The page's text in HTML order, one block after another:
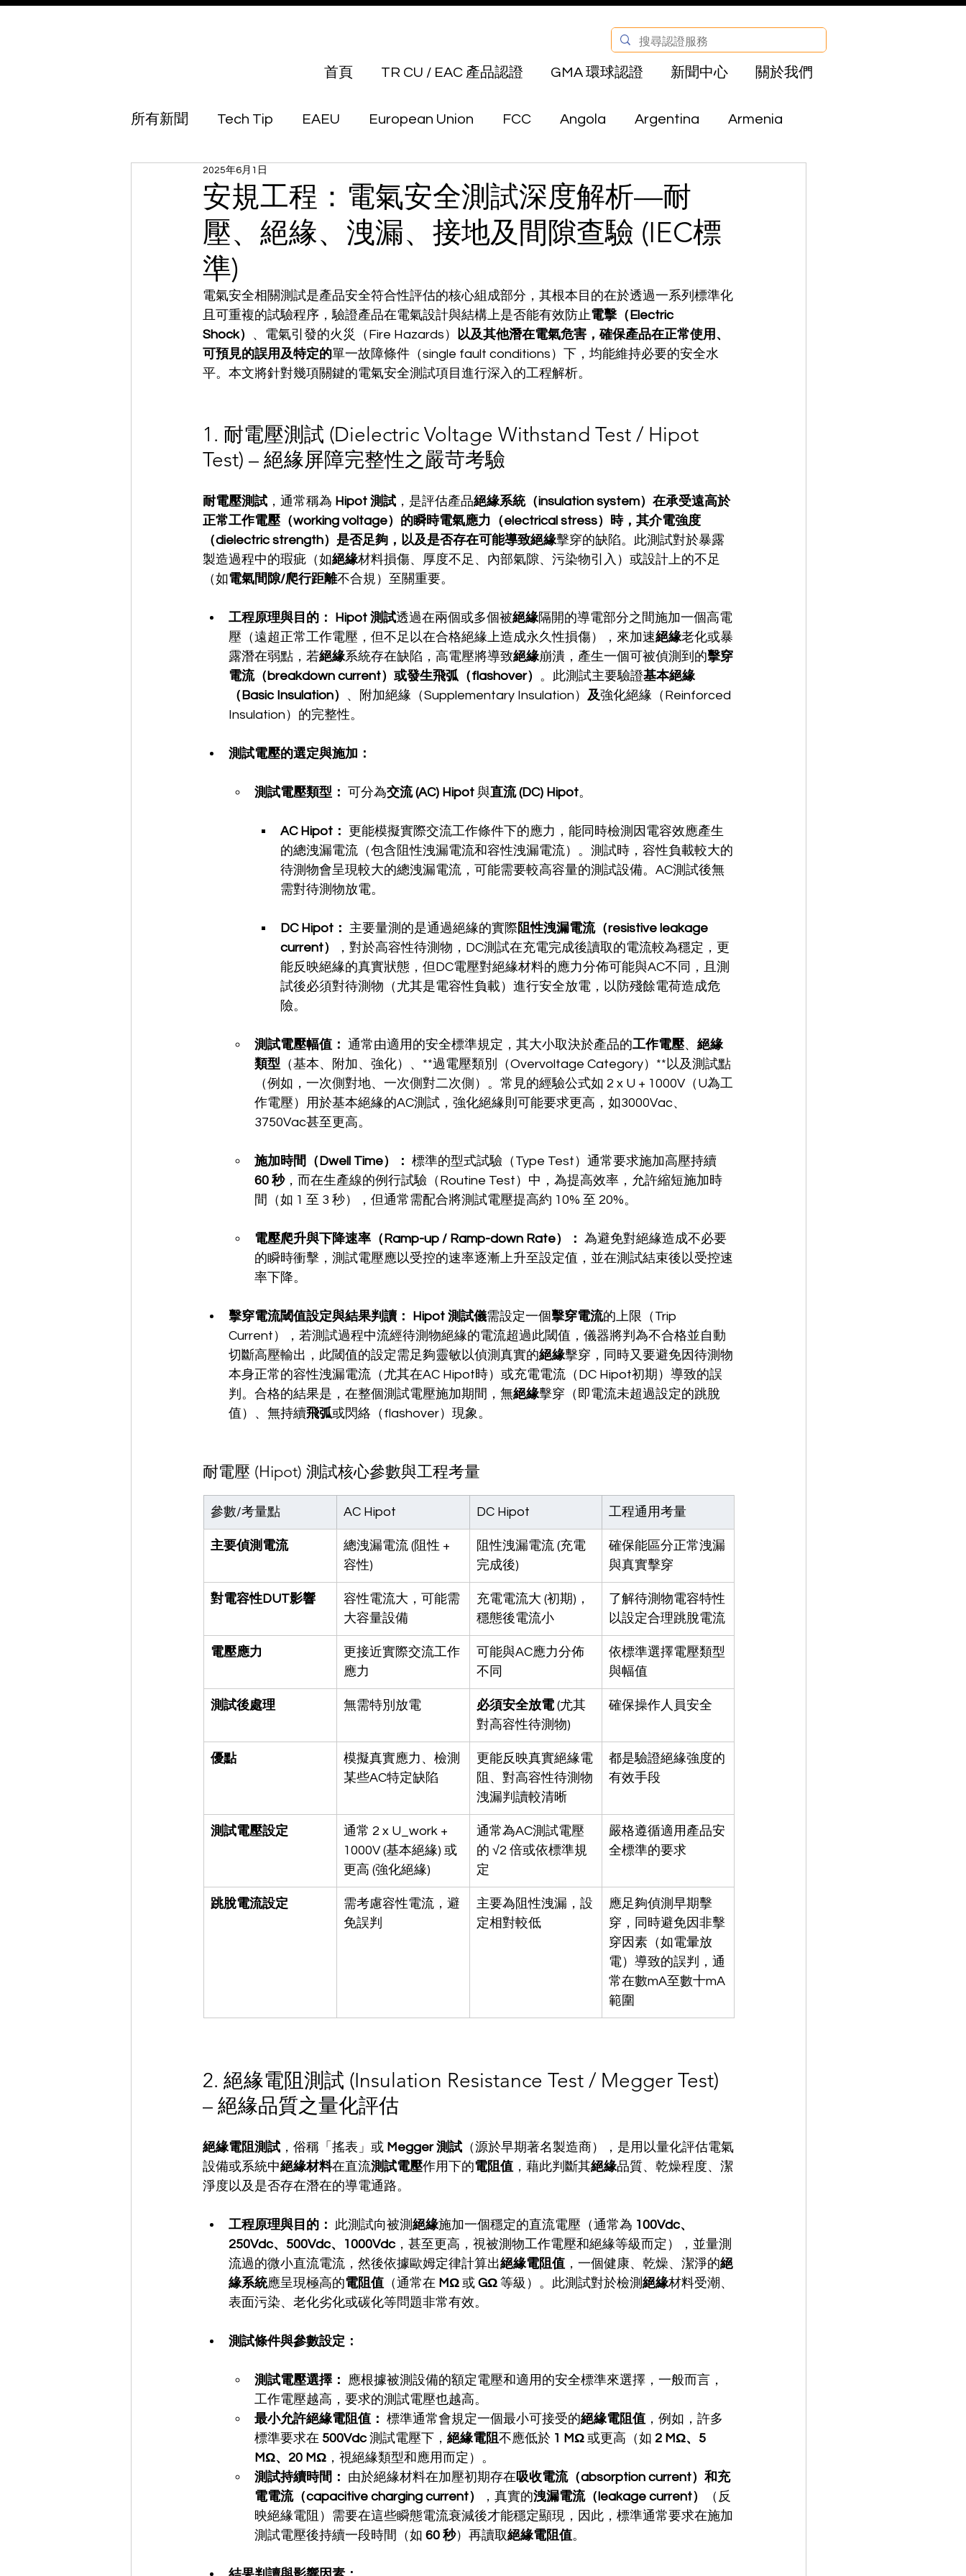
首頁 TR CU / EAC 產品認證 GMA 環球認證 新聞中心 關於我們
所有新聞 Tech Tip EAEU European Union FCC Angola Argentina Armenia
Australia Azerbaijan
Botswana Brunei Canada Chile China Colombia ECHA Egypt
Georgia Guinea Bissau Hong Kong India Indonesia Israel Iraq
安規工程：電氣安全測試深度解析—耐
壓、絕緣、洩漏、接地及間隙查驗 (IEC標
準)
2025年6月1日
電氣安全相關測試是產品安全符合性評估的核心組成部分，其根本目的在於透過一系列標準化
且可重複的試驗程序，驗證產品在電氣設計與結構上是否能有效防止電擊（Electric
Shock）
、電氣引發的火災（Fire Hazards） 以及其他潛在電氣危害，確保產品在正常使用、
可預見的誤用及特定的單一故障條件（single fault conditions）下，均能維持必要的安全水
平。本文將針對幾項關鍵的電氣安全測試項目進行深入的工程解析。
1. 耐電壓測試 (Dielectric Voltage Withstand Test / Hipot
Test) – 絕緣屏障完整性之嚴苛考驗
耐電壓測試 ，通常稱為 Hipot 測試 ，是評估產品絕緣系統（insulation system）在承受遠高於
正常工作電壓（working voltage）的瞬時電氣應力（electrical stress）時，其介電強度
（dielectric strength）是否足夠，以及是否存在可能導致絕緣擊穿的缺陷。此測試對於暴露
製造過程中的瑕疵（如絕緣材料損傷、厚度不足、內部氣隙、污染物引入）或設計上的不足
（如電氣間隙/爬行距離不合規）至關重要。
工程原理與目的： Hipot 測試透過在兩個或多個被絕緣隔開的導電部分之間施加一個高電
壓（遠超正常工作電壓，但不足以在合格絕緣上造成永久性損傷），來加速絕緣老化或暴
露潛在弱點，若絕緣系統存在缺陷，高電壓將導致絕緣崩潰，產生一個可被偵測到的擊穿
電流（breakdown current）或發生飛弧（flashover） 。此測試主要驗證基本絕緣
（Basic Insulation）
、附加絕緣（Supplementary Insulation） 及強化絕緣（Reinforced
Insulation）的完整性。
測試電壓的選定與施加：
測試電壓類型： 可分為交流 (AC) Hipot 與直流 (DC) Hipot。
AC Hipot：
更能模擬實際交流工作條件下的應力，能同時檢測因電容效應產生
的總洩漏電流（包含阻性洩漏電流和容性洩漏電流）。測試時，容性負載較大的
待測物會呈現較大的總洩漏電流，可能需要較高容量的測試設備。AC測試後無
需對待測物放電。
DC Hipot： 主要量測的是通過絕緣的實際 阻性洩漏電流（resistive leakage
current）
，對於高容性待測物，DC測試在充電完成後讀取的電流較為穩定，更
能反映絕緣的真實狀態，但DC電壓對絕緣材料的應力分佈可能與AC不同，且測
試後必須對待測物（尤其是電容性負載）進行安全放電，以防殘餘電荷造成危
險。
測試電壓幅值： 通常由適用的安全標準規定，其大小取決於產品的工作電壓、 絕緣
類型 （基本、附加、強化）、**過電壓類別（Overvoltage Category）**以及測試點
（例如，一次側對地、一次側對二次側）。常見的經驗公式如 2 x U + 1000V（U為工
作電壓）用於基本絕緣的AC測試，強化絕緣則可能要求更高，如3000Vac、
3750Vac甚至更高。
施加時間（Dwell Time）： 標準的型式試驗（Type Test）通常要求施加高壓持續
60 秒，而在生產線的例行試驗（Routine Test）中，為提高效率，允許縮短施加時
間（如 1 至 3 秒），但通常需配合將測試電壓提高約 10% 至 20%。
電壓爬升與下降速率（Ramp-up / Ramp-down Rate）： 為避免對絕緣造成不必要
的瞬時衝擊，測試電壓應以受控的速率逐漸上升至設定值，並在測試結束後以受控速
率下降。
擊穿電流閾值設定與結果判讀： Hipot 測試儀需設定一個擊穿電流的上限（Trip
Current），若測試過程中流經待測物絕緣的電流超過此閾值，儀器將判為不合格並自動
切斷高壓輸出，此閾值的設定需足夠靈敏以偵測真實的絕緣擊穿，同時又要避免因待測物
本身正常的容性洩漏電流（尤其在AC Hipot時）或充電電流（DC Hipot初期）導致的誤
判。合格的結果是，在整個測試電壓施加期間，無絕緣擊穿（即電流未超過設定的跳脫
值）、無持續飛弧或閃絡（flashover）現象。
耐電壓 (Hipot) 測試核心參數與工程考量
參數/考量點 AC Hipot DC Hipot 工程通用考量
主要偵測電流
總洩漏電流 (阻性 +
容性)
阻性洩漏電流 (充電
完成後)
確保能區分正常洩漏
與真實擊穿
對電容性DUT影響
容性電流大，可能需
大容量設備
充電電流大 (初期)，
穩態後電流小
了解待測物電容特性
以設定合理跳脫電流
電壓應力
更接近實際交流工作
應力
可能與AC應力分佈
不同
依標準選擇電壓類型
與幅值
測試後處理 無需特別放電 必須安全放電 (尤其
對高容性待測物)
確保操作人員安全
優點
模擬真實應力、檢測
某些AC特定缺陷
更能反映真實絕緣電
阻、對高容性待測物
洩漏判讀較清晰
都是驗證絕緣強度的
有效手段
測試電壓設定
通常 2 x U_work +
1000V (基本絕緣) 或
更高 (強化絕緣)
通常為AC測試電壓
的 √2 倍或依標準規
定
嚴格遵循適用產品安
全標準的要求
跳脫電流設定
需考慮容性電流，避
免誤判
主要為阻性洩漏，設
定相對較低
應足夠偵測早期擊
穿，同時避免因非擊
穿因素（如電暈放
電）導致的誤判，通
常在數mA至數十mA
範圍
2. 絕緣電阻測試 (Insulation Resistance Test / Megger Test)
– 絕緣品質之量化評估
絕緣電阻測試 ，俗稱「搖表」或 Megger 測試 （源於早期著名製造商），是用以量化評估電氣
設備或系統中絕緣材料在直流測試電壓作用下的電阻值 ，藉此判斷其絕緣品質、乾燥程度、潔
淨度以及是否存在潛在的導電通路。
工程原理與目的： 此測試向被測 絕緣施加一個穩定的直流電壓（通常為 100Vdc、
250Vdc、500Vdc、1000Vdc，甚至更高，視被測物工作電壓和絕緣等級而定），並量測
流過的微小直流電流，然後依據歐姆定律計算出絕緣電阻值 ，一個健康、乾燥、潔淨的絕
緣系統應呈現極高的電阻值 （通常在 MΩ 或 GΩ 等級）。此測試對於檢測 絕緣材料受潮、
表面污染、老化劣化或碳化等問題非常有效。
測試條件與參數設定：
測試電壓選擇：
應根據被測設備的額定電壓和適用的安全標準來選擇，一般而言，
工作電壓越高，要求的測試電壓也越高。
最小允許絕緣電阻值： 標準通常會規定一個最小可接受的絕緣電阻值 ，例如，許多
標準要求在 500Vdc 測試電壓下， 絕緣電阻不應低於 1 MΩ 或更高（如 2 MΩ、5
MΩ、20 MΩ ，視絕緣類型和應用而定）。
測試持續時間：
由於絕緣材料在加壓初期存在吸收電流（absorption current）和充
電電流（capacitive charging current）
，真實的洩漏電流（leakage current）
（反
映絕緣電阻）需要在這些瞬態電流衰減後才能穩定顯現，因此，標準通常要求在施加
測試電壓後持續一段時間（如 60 秒）再讀取絕緣電阻值。